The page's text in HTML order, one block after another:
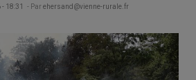
18:31 - Parehersand@vienne-rurale.fr